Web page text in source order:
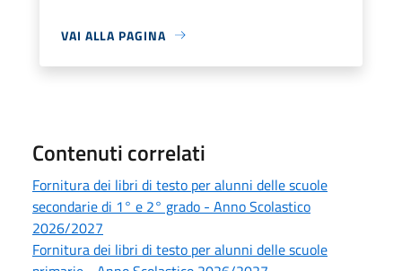
VAI ALLA PAGINA
Contenuti correlati
Fornitura dei libri di testo per alunni delle scuole
secondarie di 1° e 2° grado - Anno Scolastico
2026/2027
Fornitura dei libri di testo per alunni delle scuole